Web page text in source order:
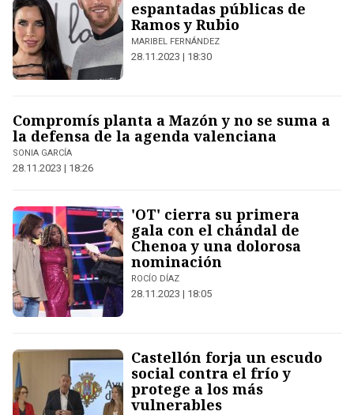
espantadas públicas de
Ramos y Rubio
MARIBEL FERNÁNDEZ
28.11.2023 | 18:30
Compromís planta a Mazón y no se suma a
la defensa de la agenda valenciana
SONIA GARCÍA
28.11.2023 | 18:26
'OT' cierra su primera
gala con el chándal de
Chenoa y una dolorosa
nominación
ROCÍO DÍAZ
28.11.2023 | 18:05
Castellón forja un escudo
social contra el frío y
protege a los más
vulnerables